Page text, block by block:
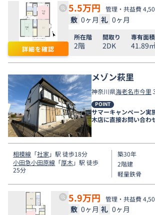
詳細を確認
5.5万円 管理・共益費
敷 0ヶ月 礼 0ヶ月
所在階
2階
間取り
2DK
専有面積
41.89
メゾン萩里
神奈川県海老名市今里
POINT
サマーキャンペーン
木店に直接お問い合わ
月末まで家賃無料♪
相模線 「社家 」駅 徒歩18分
小田急小田原線 「厚木」駅 徒歩
25分
築30年
2階建
軽量鉄骨
5.9万円 管理・共益費
敷 0ヶ月 礼 0ヶ月